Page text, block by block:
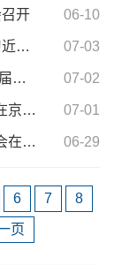
开 06-10
中央军委举行晋升上将军衔仪式 习近平颁发命令状并向晋衔的军官表示祝贺 07-03
李鸿忠在北京调研县乡两级人大换届选举工作 07-02
庆祝中国共产党成立105周年大会在京隆重举行 07-01
庆祝中国共产党成立105周年音乐会在京举行 06-29
6 7 8
页